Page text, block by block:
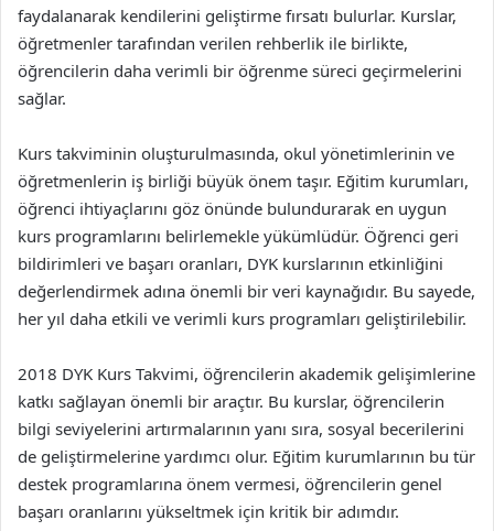
faydalanarak kendilerini geliştirme fırsatı bulurlar. Kurslar,
öğretmenler tarafından verilen rehberlik ile birlikte,
öğrencilerin daha verimli bir öğrenme süreci geçirmelerini
sağlar.
Kurs takviminin oluşturulmasında, okul yönetimlerinin ve
öğretmenlerin iş birliği büyük önem taşır. Eğitim kurumları,
öğrenci ihtiyaçlarını göz önünde bulundurarak en uygun
kurs programlarını belirlemekle yükümlüdür. Öğrenci geri
bildirimleri ve başarı oranları, DYK kurslarının etkinliğini
değerlendirmek adına önemli bir veri kaynağıdır. Bu sayede,
her yıl daha etkili ve verimli kurs programları geliştirilebilir.
2018 DYK Kurs Takvimi, öğrencilerin akademik gelişimlerine
katkı sağlayan önemli bir araçtır. Bu kurslar, öğrencilerin
bilgi seviyelerini artırmalarının yanı sıra, sosyal becerilerini
de geliştirmelerine yardımcı olur. Eğitim kurumlarının bu tür
destek programlarına önem vermesi, öğrencilerin genel
başarı oranlarını yükseltmek için kritik bir adımdır.